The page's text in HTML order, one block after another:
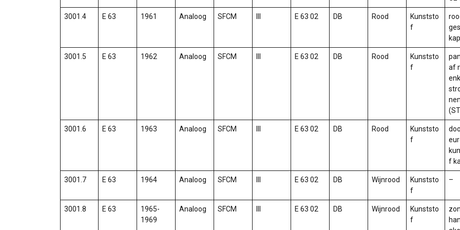
3001.4 E 63 1961 Analoog SFCM E 63 02 DB Rood
Kunststo
f
kap
3001.5 E 63 1962 Analoog SFCM E 63 02 DB Rood
Kunststo
f
af
3001.6 E 63 1963 Analoog SFCM E 63 02 DB Rood
Kunststo
f
f
3001.7 E 63 1964 Analoog SFCM E 63 02 DB Wijnrood
Kunststo
f
–
3001.8 E 63
1965-
1969
Analoog SFCM E 63 02 DB Wijnrood
Kunststo
f